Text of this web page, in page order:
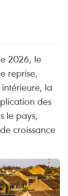
2026, le
reprise,
la
des
le pays,
croissance